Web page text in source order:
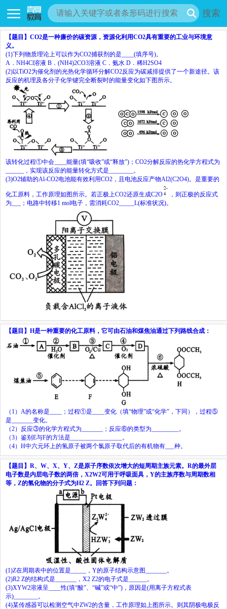
搜索
【题目】 CO2是一种廉价的碳资源，资源化利用CO2具有重要的工业与环境意
义。
(1)下列物质理论上可以作为CO2捕获剂的是 (填序号)。
A ． NH4Cl溶液 B ． (NH4)2CO3溶液 C ．氨水 D ．稀H2SO4
(2)以TiO2为催化剂的光热化学循环分解CO2反应为碳减排提供了一个新途径。该
反应的机理及各分子化学键完全断裂时的能量变化如下图所示。
该转化过程①中会 能量(填“吸收”或“释放”) ； CO2分解反应的热化学方程式为
，实现该反应的能量转化方式是
。
(3)O2辅助的Al-CO2电池能有效利用CO2 ，且电池反应产物Al2(C2O4)。是重要的
化工原料，工作原理如图所示。若正极上CO2还原生成C2O
，则正极的反应式
为
；电路中转移1 mol电子，需消耗CO2 L(标准状况)。
【题目】 H是一种重要的化工原料，它可由石油和煤焦油通过下列路线合成：
（ 1 ） A的名称是 ；过程①是 变化（填“物理”或“化学” ，下同），过程⑤
是
变化。
（2）反应③的化学方程式为 ；反应⑥的类型为
。
（3）鉴别E与F的方法是
。
（4） H中六元环上的氢原子被两个氯原子取代后的有机物有 种。
【题目】 R、 W、 X、 Y、 Z是原子序数依次增大的短周期主族元素。 R的最外层
电子数是内层电子数的两倍， X2W2可用于呼吸面具， Y的主族序数与周期数相
等， Z的氢化物的分子式为H2 Z。回答下列问题：
(1)Z在周期表中的位置是 ， Y的原子结构示意图
。
(2)R2 Z的结构式是 ， X2 Z2的电子式是
。
(3)XYW2溶液呈 ____性(填“酸” “碱”或“中”) ，原因是(用离子方程式表
示)
。
(4)某传感器可以检测空气中ZW2的含量，工作原理如上图所示。则其阴极电极反